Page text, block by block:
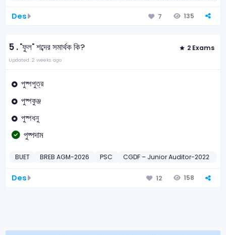
Des 7 135
5 ."ফুল" শব্দের সমার্থক কি? 2 Exams
Updated: 2 weeks ago
পুষ্পপুত্র
পুষ্পকুঞ্জ
পুষ্পধনু
পুষ্পদাম
BUET BREB AGM-2026 PSC CGDF – Junior Auditor-2022
Des 12 158